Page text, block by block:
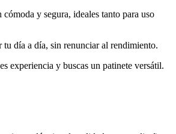
y segura, ideales tanto para uso
día a día, sin renunciar al rendimiento.
experiencia y buscas un patinete versátil.